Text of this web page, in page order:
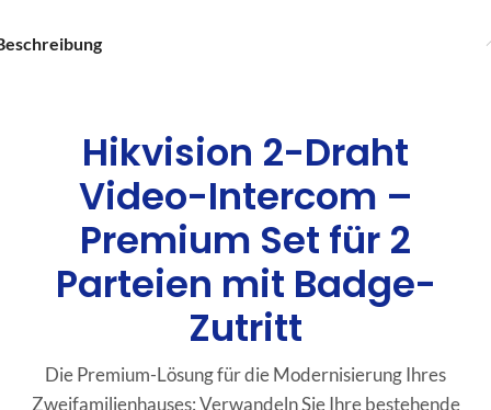
Hikvision 2-Draht
Video-Intercom –
Premium Set für 2
Parteien mit Badge-
Zutritt
Die Premium-Lösung für die Modernisierung Ihres
Zweifamilienhauses: Verwandeln Sie Ihre bestehende